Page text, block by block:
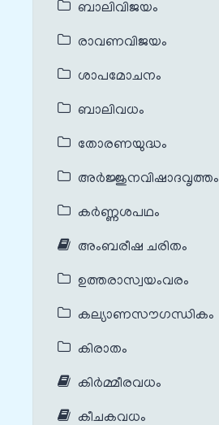
ബാലിവിജയം
രാവണവിജയം
ശാപമോചനം
ബാലിവധം
തോരണയുദ്ധം
അർജ്ജുനവിഷാദവൃത്തം
കർണ്ണശപഥം
അംബരീഷ ചരിതം
ഉത്തരാസ്വയംവരം
കല്യാണസൗഗന്ധികം
കിരാതം
കിർമ്മീരവധം
കീചകവധം